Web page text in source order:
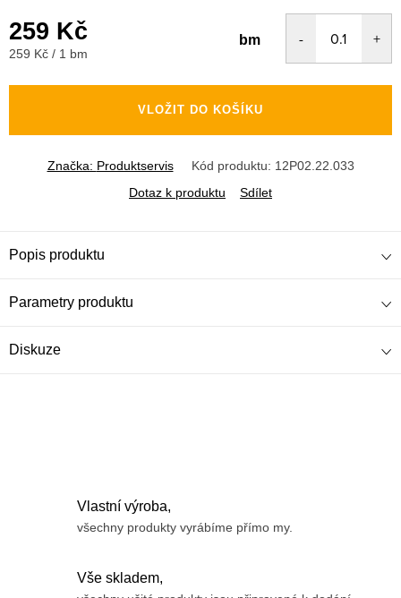
259 Kč
Měrná
259 Kč / 1 bm
bm
VLOŽIT DO KOŠÍKU
Značka: Produktservis Kód produktu: 12P02.22.033
Dotaz k produktu
Sdílet
Popis produktu
Parametry produktu
Diskuze
Vlastní výroba,
všechny produkty vyrábíme přímo my.
Vše skladem,